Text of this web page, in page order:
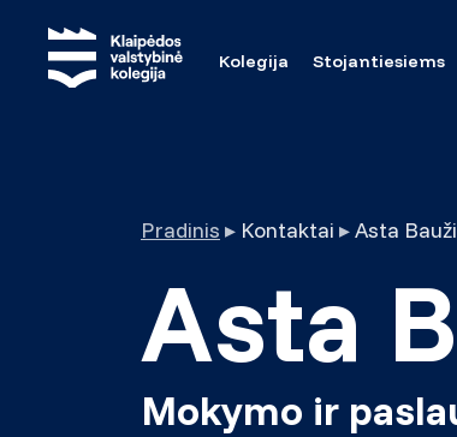
Kolegija Stojantiesiems
Pradinis ▸ Kontaktai ▸Asta
Asta
Mokymo ir